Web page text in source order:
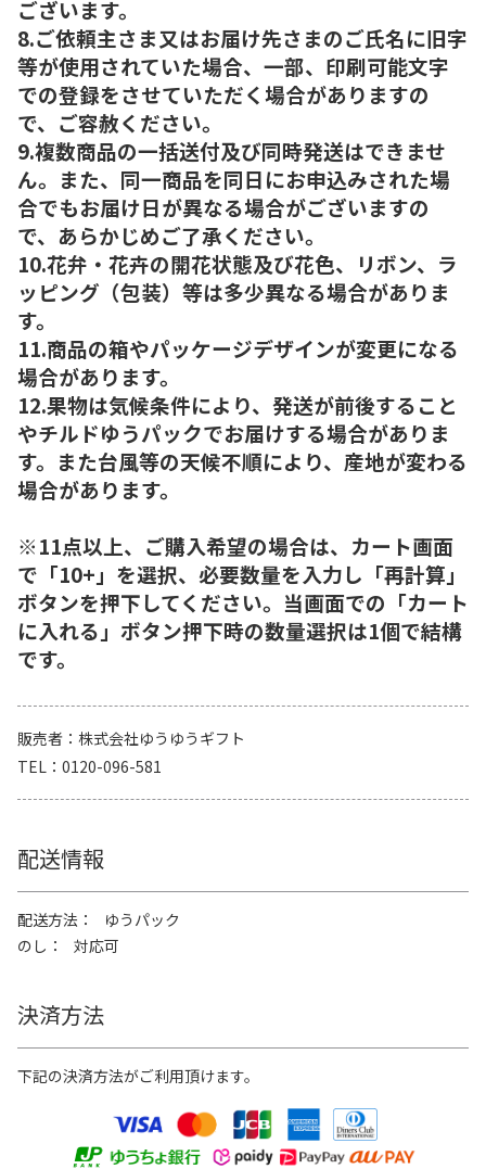
ございます。
8.ご依頼主さま又はお届け先さまのご氏名に旧字
等が使用されていた場合、一部、印刷可能文字
での登録をさせていただく場合がありますの
で、ご容赦ください。
9.複数商品の一括送付及び同時発送はできませ
ん。また、同一商品を同日にお申込みされた場
合でもお届け日が異なる場合がございますの
で、あらかじめご了承ください。
10.花弁・花卉の開花状態及び花色、リボン、ラ
ッピング（包装）等は多少異なる場合がありま
す。
11.商品の箱やパッケージデザインが変更になる
場合があります。
12.果物は気候条件により、発送が前後すること
やチルドゆうパックでお届けする場合がありま
す。また台風等の天候不順により、産地が変わる
場合があります。
※11点以上、ご購入希望の場合は、カート画面
で「10+」を選択、必要数量を入力し「再計算」
ボタンを押下してください。当画面での「カート
に入れる」ボタン押下時の数量選択は1個で結構
です。
販売者
株式会社ゆうゆうギフト
TEL
0120-096-581
配送情報
配送方法
ゆうパック
のし
対応可
決済方法
下記の決済方法がご利用頂けます。